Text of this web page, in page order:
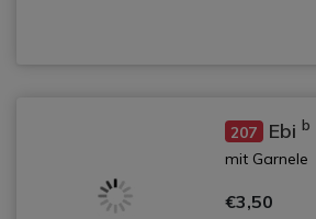
207 Ebi b
mit Garnele
€3,50